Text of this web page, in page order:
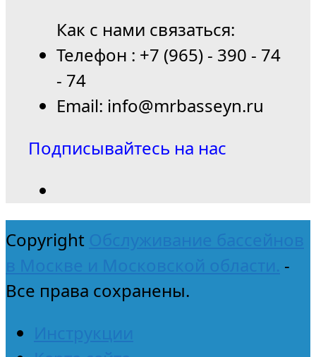
Как с нами связаться:
Телефон : +7 (965) - 390 - 74
- 74
Email: info@mrbasseyn.ru
Подписывайтесь на нас
Copyright Обслуживание бассейнов
в Москве и Московской области. -
Все права сохранены.
Инструкции